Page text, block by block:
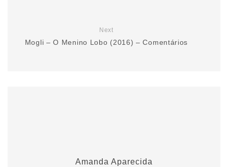
Next
Mogli – O Menino Lobo (2016) – Comentários
Amanda Aparecida